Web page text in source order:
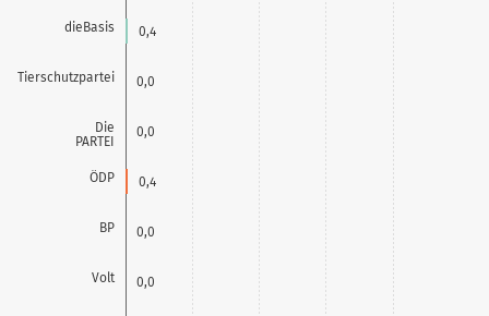
dieBasis
Tierschutzpartei
Die
PARTEI
ÖDP
BP
Volt
0,4
0,0
0,0
0,4
0,0
0,0